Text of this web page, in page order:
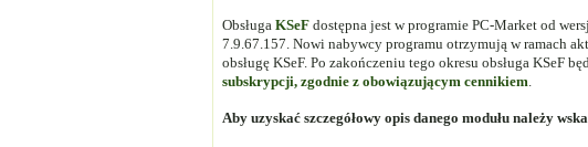
Obsługa KSeF dostępna jest w programie PC-Market od
7.9.67.157. Nowi nabywcy programu otrzymują w ramach
obsługę KSeF. Po zakończeniu tego okresu obsługa KSeF
subskrypcji, zgodnie z obowiązującym cennikiem.
Aby uzyskać szczegółowy opis danego modułu należy